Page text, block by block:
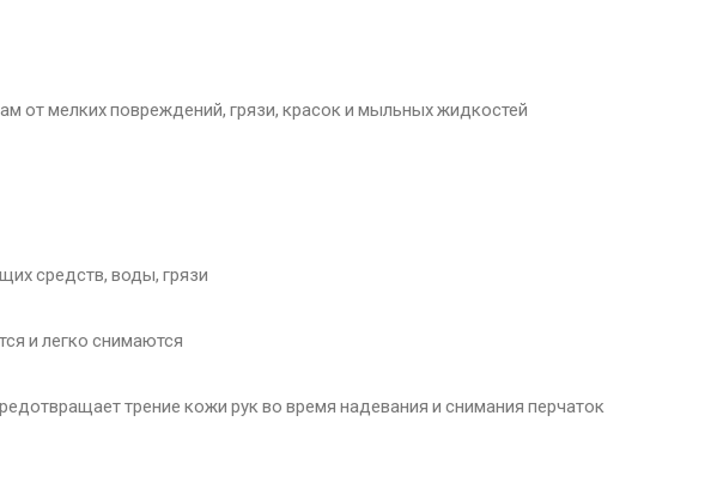
от мелких повреждений, грязи, красок и мыльных жидкостей
средств, воды, грязи
и легко снимаются
трение кожи рук во время надевания и снимания перчаток